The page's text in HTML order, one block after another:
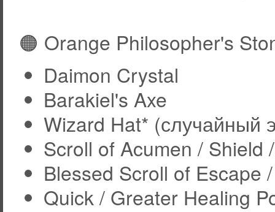
🟠 Orange Philosopher's
Daimon Crystal
Barakiel's Axe
Wizard Hat* (случайный
Scroll of Acumen / Shield
Blessed Scroll of Escape
Quick / Greater Healing